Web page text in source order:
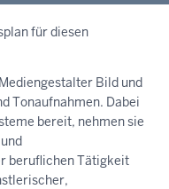
für diesen
Bild und
Tonaufnahmen. Dabei
bereit, nehmen sie
beruflichen Tätigkeit